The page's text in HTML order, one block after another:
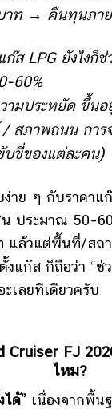
าท → คืนทุนภา
ส LPG ยังไงก็
60%
ามประหยัด ขึ้น
/ สภาพถนน การ
บขี่ของแต่ละคน)
ง่าย ๆ กับราคาแ
ประมาณ
แล้วแต่พื้นที่/สถ
งแก๊ส ก็ถือว่า “ช่
เลยทีเดียวครับ
Cruiser FJ
ไหม?
ด้” เนื่องจากพื้น